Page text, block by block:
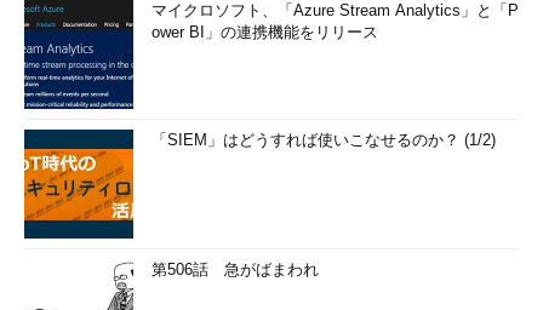
マイクロソフト、「Azure Stream Analytics」と「P
ower BI」の連携機能をリリース
「SIEM」はどうすれば使いこなせるのか？ (1/2)
第506話 急がばまわれ